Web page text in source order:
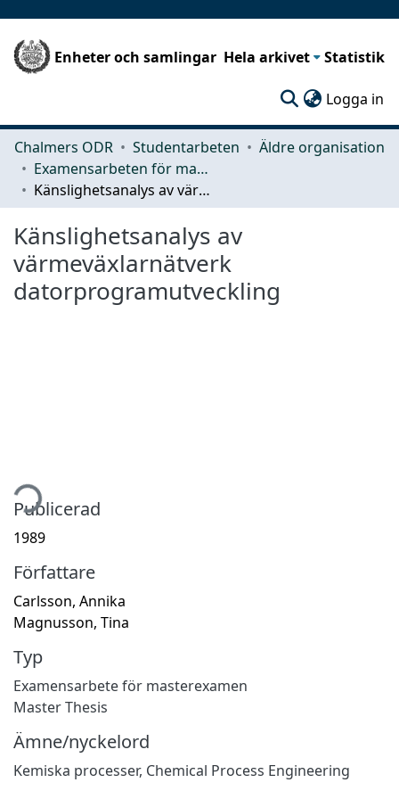
Enheter och samlingar Hela arkivet Statistik
Logga in
Chalmers ODR Studentarbeten
Äldre organisation
Examensarbeten för masterexamen
Känslighetsanalys av värmeväxlarnätverk datorprogramutveckling
Känslighetsanalys av
värmeväxlarnätverk
datorprogramutveckling
Publicerad
1989
Författare
Carlsson, Annika
Magnusson, Tina
Typ
Examensarbete för masterexamen
Master Thesis
Ämne/nyckelord
Kemiska processer, Chemical Process Engineering